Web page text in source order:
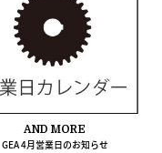
AND MORE
GEA 4月営業日のお知らせ